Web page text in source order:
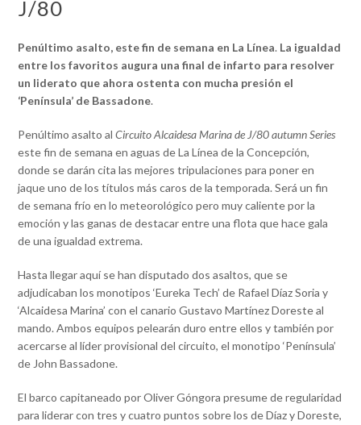
J/80
Penúltimo asalto, este fin de semana en La Línea. La igualdad
entre los favoritos augura una final de infarto para resolver
un liderato que ahora ostenta con mucha presión el
‘Península’ de Bassadone.
Penúltimo asalto alCircuito Alcaidesa Marina de J/80 autumn Series
este fin de semana en aguas de La Línea de la Concepción,
donde se darán cita las mejores tripulaciones para poner en
jaque uno de los títulos más caros de la temporada. Será un fin
de semana frío en lo meteorológico pero muy caliente por la
emoción y las ganas de destacar entre una flota que hace gala
de una igualdad extrema.
Hasta llegar aquí se han disputado dos asaltos, que se
adjudicaban los monotipos ‘Eureka Tech’ de Rafael Díaz Soria y
‘Alcaidesa Marina’ con el canario Gustavo Martínez Doreste al
mando. Ambos equipos pelearán duro entre ellos y también por
acercarse al líder provisional del circuito, el monotipo ‘Península’
de John Bassadone.
El barco capitaneado por Oliver Góngora presume de regularidad
para liderar con tres y cuatro puntos sobre los de Díaz y Doreste,